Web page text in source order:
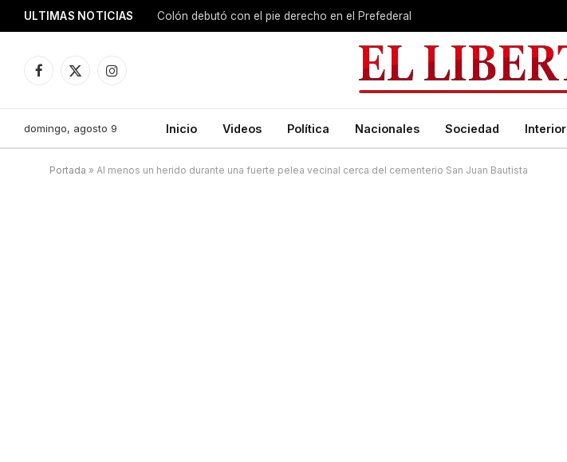
ULTIMAS NOTICIAS Colón debutó con el pie derecho en el Prefederal
Facebook
X
Instagram
domingo, agosto 9 Inicio Videos Política Nacionales Sociedad Interior
Portada » Al menos un herido durante una fuerte pelea vecinal cerca del cementerio San Juan Bautista